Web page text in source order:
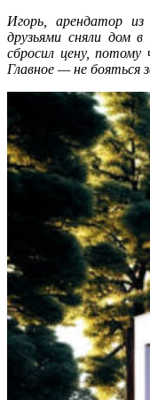
Игорь, арендатор
друзьями сняли дом
сбросил цену,
Главное — не бояться